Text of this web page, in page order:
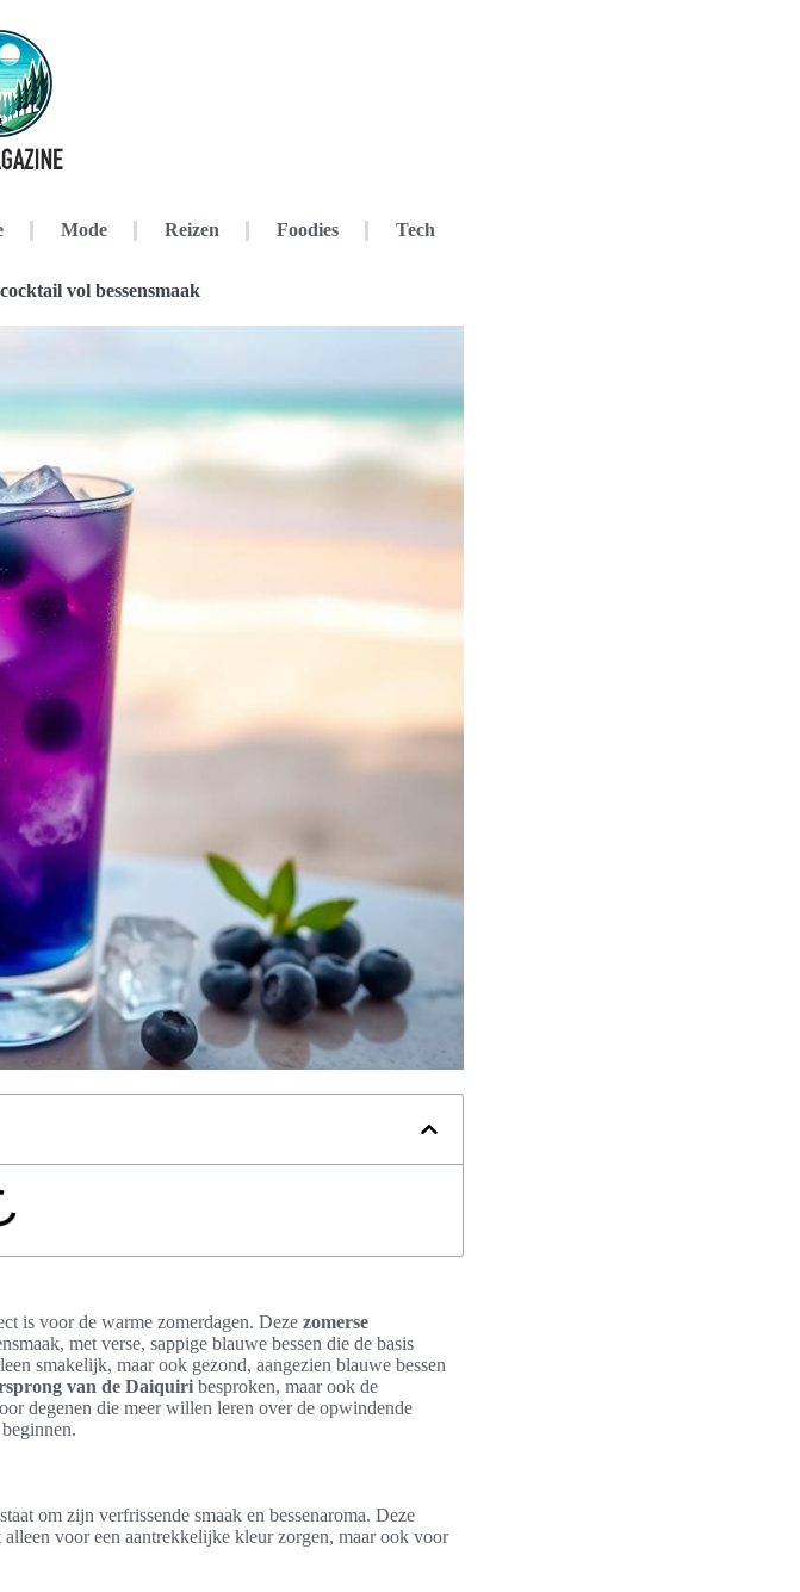
Mode Reizen Foodies Tech
vol bessensmaak
is voor de warme zomerdagen. Deze zomerse
met verse, sappige blauwe bessen die de basis
smakelijk, maar ook gezond, aangezien blauwe bessen
van de Daiquiri besproken, maar ook de
degenen die meer willen leren over de opwindende
om zijn verfrissende smaak en bessenaroma. Deze
voor een aantrekkelijke kleur zorgen, maar ook voor